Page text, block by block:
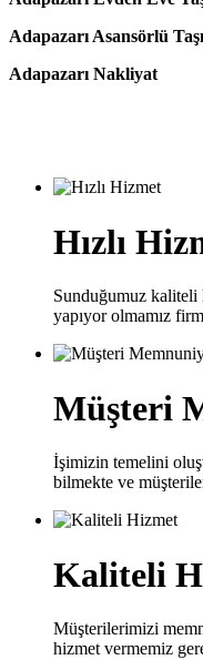
Adapazarı Asansörlü
Adapazarı Nakliyat
Hızlı
Sunduğumuz kaliteli
yapıyor olmamız
Müşteri
İşimizin temelini
bilmekte ve
Kaliteli
Müşterilerimizi
hizmet vermemiz